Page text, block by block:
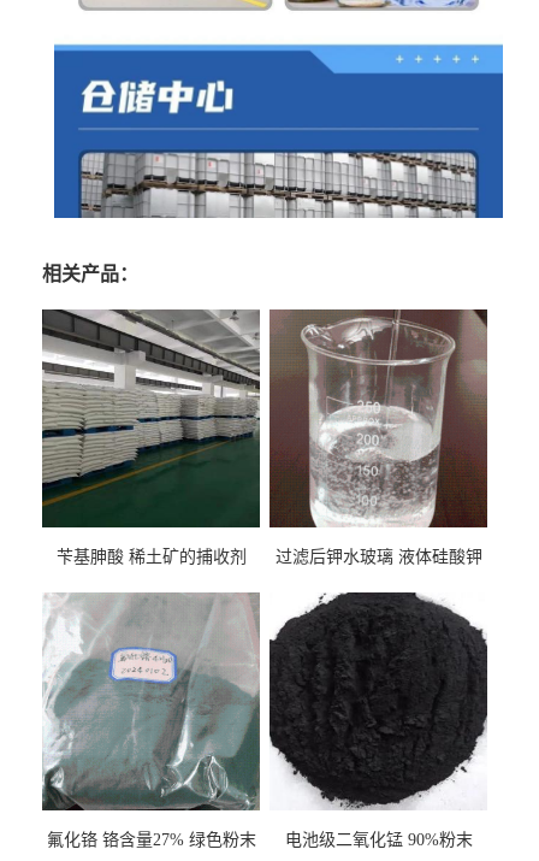
相关产品：
苄基胂酸 稀土矿的捕收剂 过滤后钾水玻璃 液体硅酸钾
氟化铬 铬含量27% 绿色粉末 电池级二氧化锰 90%粉末